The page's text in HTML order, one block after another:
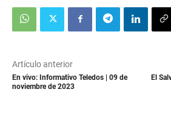
Artículo anterior
En vivo: Informativo Teledos | 09 de
noviembre de 2023
El